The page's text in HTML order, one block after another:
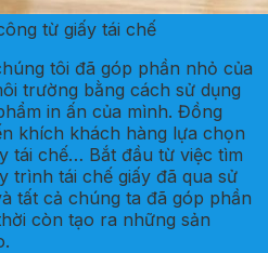
từ giấy tái chế
tôi đã góp phần nhỏ của
trường bằng cách sử dụng
in ấn của mình. Đồng
khích khách hàng lựa chọn
tái chế… Bắt đầu từ việc tìm
trình tái chế giấy đã qua sử
tất cả chúng ta đã góp phần
còn tạo ra những sản